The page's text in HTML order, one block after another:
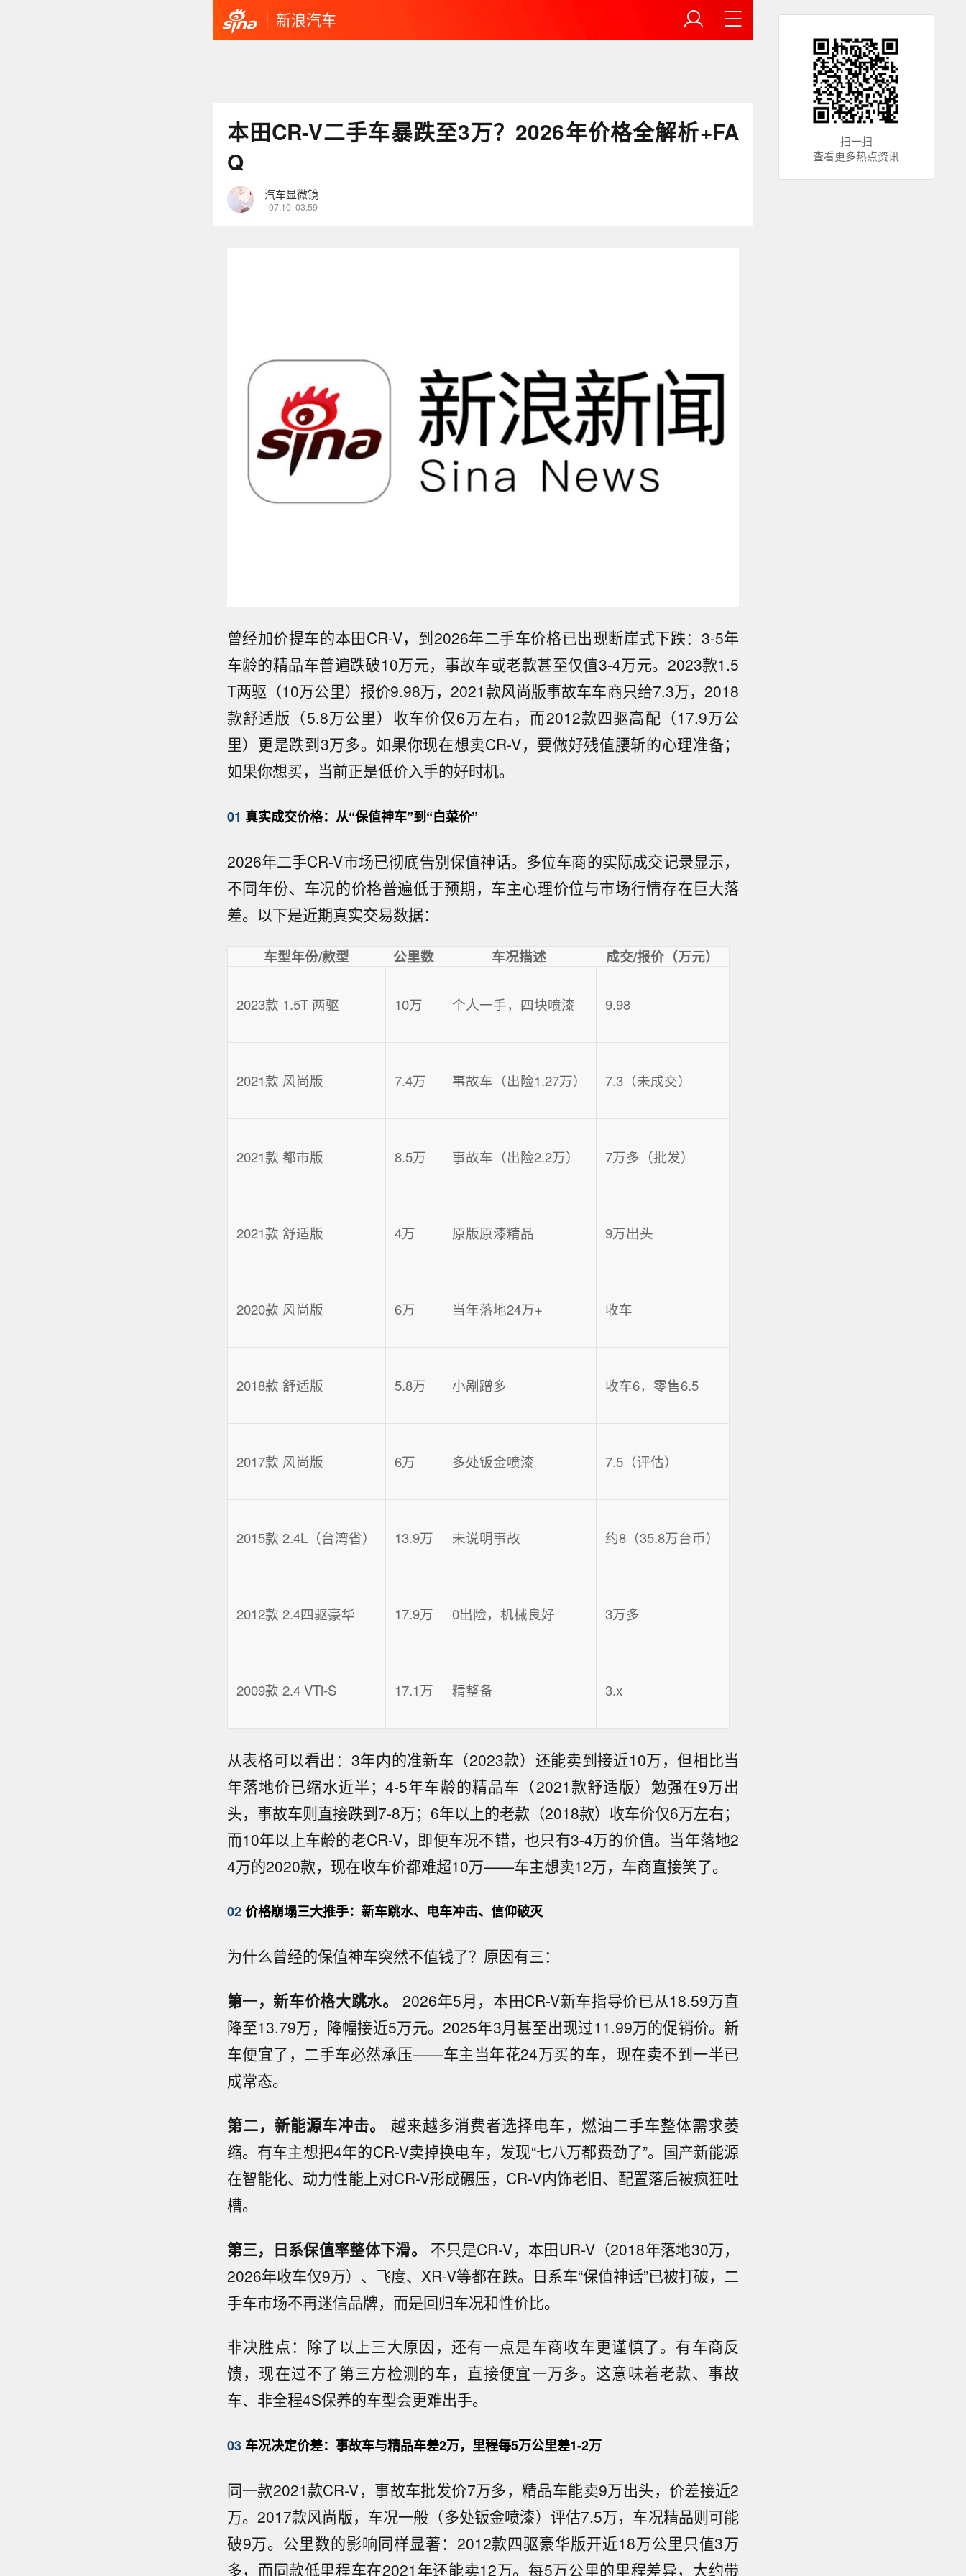
新浪汽车
本田CR-V二手车暴跌至3万？2026年价格全解析+FA
Q
汽车显微镜
07.10 03:59
曾经加价提车的本田CR-V，到2026年二手车价格已出现断崖式下跌：3-5年
车龄的精品车普遍跌破10万元，事故车或老款甚至仅值3-4万元。2023款1.5
T两驱（10万公里）报价9.98万，2021款风尚版事故车车商只给7.3万，2018
款舒适版（5.8万公里）收车价仅6万左右，而2012款四驱高配（17.9万公
里）更是跌到3万多。如果你现在想卖CR-V，要做好残值腰斩的心理准备；
如果你想买，当前正是低价入手的好时机。
01 真实成交价格：从“保值神车”到“白菜价”
2026年二手CR-V市场已彻底告别保值神话。多位车商的实际成交记录显示，
不同年份、车况的价格普遍低于预期，车主心理价位与市场行情存在巨大落
差。以下是近期真实交易数据：
车型年份/款型 公里数 车况描述 成交/报价（万元）
2023款 1.5T 两驱 10万 个人一手，四块喷漆 9.98
2021款 风尚版 7.4万 事故车（出险1.27万） 7.3（未成交）
2021款 都市版 8.5万 事故车（出险2.2万） 7万多（批发）
2021款 舒适版 4万 原版原漆精品 9万出头
2020款 风尚版 6万 当年落地24万+ 收车
2018款 舒适版 5.8万 小剐蹭多 收车6，零售6.5
2017款 风尚版 6万 多处钣金喷漆 7.5（评估）
2015款 2.4L（台湾省） 13.9万 未说明事故 约8（35.8万台币）
2012款 2.4四驱豪华 17.9万 0出险，机械良好 3万多
2009款 2.4 VTi-S 17.1万 精整备 3.x
从表格可以看出：3年内的准新车（2023款）还能卖到接近10万，但相比当
年落地价已缩水近半；4-5年车龄的精品车（2021款舒适版）勉强在9万出
头，事故车则直接跌到7-8万；6年以上的老款（2018款）收车价仅6万左右；
而10年以上车龄的老CR-V，即便车况不错，也只有3-4万的价值。当年落地2
4万的2020款，现在收车价都难超10万——车主想卖12万，车商直接笑了。
02价格崩塌三大推手：新车跳水、电车冲击、信仰破灭
为什么曾经的保值神车突然不值钱了？原因有三：
第一，新车价格大跳水。 2026年5月，本田CR-V新车指导价已从18.59万直
降至13.79万，降幅接近5万元。2025年3月甚至出现过11.99万的促销价。新
车便宜了，二手车必然承压——车主当年花24万买的车，现在卖不到一半已
成常态。
第二，新能源车冲击。 越来越多消费者选择电车，燃油二手车整体需求萎
缩。有车主想把4年的CR-V卖掉换电车，发现“七八万都费劲了”。国产新能源
在智能化、动力性能上对CR-V形成碾压，CR-V内饰老旧、配置落后被疯狂吐
槽。
第三，日系保值率整体下滑。 不只是CR-V，本田UR-V（2018年落地30万，
2026年收车仅9万）、飞度、XR-V等都在跌。日系车“保值神话”已被打破，二
手车市场不再迷信品牌，而是回归车况和性价比。
非决胜点：除了以上三大原因，还有一点是车商收车更谨慎了。有车商反
馈，现在过不了第三方检测的车，直接便宜一万多。这意味着老款、事故
车、非全程4S保养的车型会更难出手。
03车况决定价差：事故车与精品车差2万，里程每5万公里差1-2万
同一款2021款CR-V，事故车批发价7万多，精品车能卖9万出头，价差接近2
万。2017款风尚版，车况一般（多处钣金喷漆）评估7.5万，车况精品则可能
破9万。公里数的影响同样显著：2012款四驱豪华版开近18万公里只值3万
多，而同款低里程车在2021年还能卖12万。每5万公里的里程差异，大约带
扫一扫
查看更多热点资讯